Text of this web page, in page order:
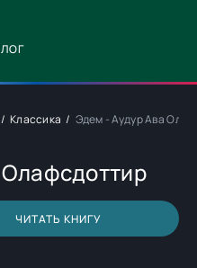
Классика Эдем - Аудур Ава
ЧИТАТЬ КНИГУ